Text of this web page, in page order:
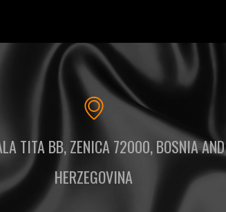
TITA BB, ZENICA 72000, BOSNIA AND
HERZEGOVINA